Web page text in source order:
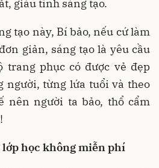
giàu tính sáng tạo.
tạo này, Bí bảo, nếu cứ làm
giản, sáng tạo là yêu cầu
trang phục có được vẻ đẹp
người, từng lứa tuổi và theo
nên người ta bảo, thổ cẩm
lớp học không miễn phí